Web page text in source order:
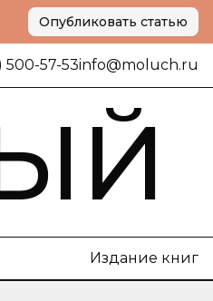
Опубликовать статью
500-57-53info@moluch.ru
Издание книг